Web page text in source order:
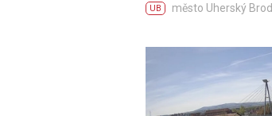
UB město Uherský Brod